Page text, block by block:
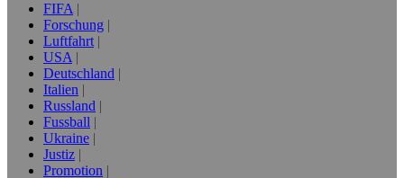
FIFA
Forschung
Luftfahrt
USA
Deutschland
Italien
Russland
Fussball
Ukraine
Justiz
Promotion